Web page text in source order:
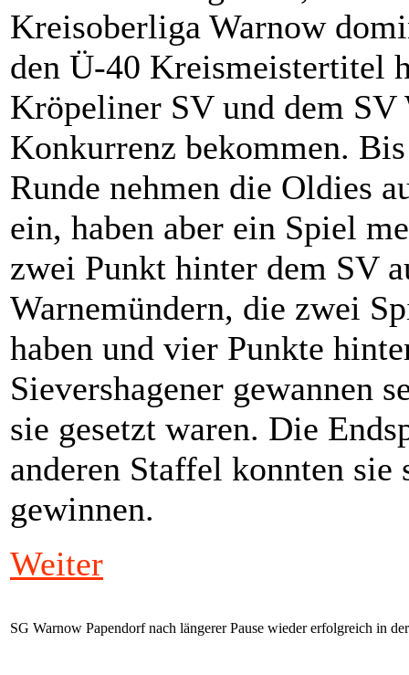
Kreisoberliga Warnow
den Ü-40 Kreismeistertitel
Kröpeliner SV und dem SV
Konkurrenz bekommen.
Runde nehmen die Oldies
ein, haben aber ein Spiel
zwei Punkt hinter dem SV
Warnemündern, die zwei
haben und vier Punkte
Sievershagener gewannen
sie gesetzt waren. Die
anderen Staffel konnten
gewinnen.
Weiter
SG Warnow Papendorf nach längerer Pause wieder erfolgreich in